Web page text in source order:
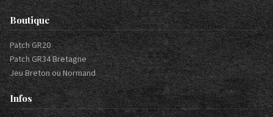
Boutique
Patch GR20
Patch GR34 Bretagne
Jeu Breton ou Normand
Infos